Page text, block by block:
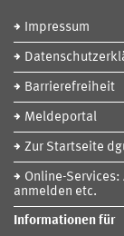
Impressum
Barrierefreiheit
Meldeportal
Zur Startseite
Online-
anmelden etc.
Informationen für